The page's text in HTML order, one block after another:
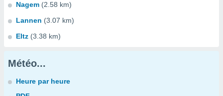
Nagem (2.58 km)
Lannen (3.07 km)
Eltz (3.38 km)
Météo...
Heure par heure